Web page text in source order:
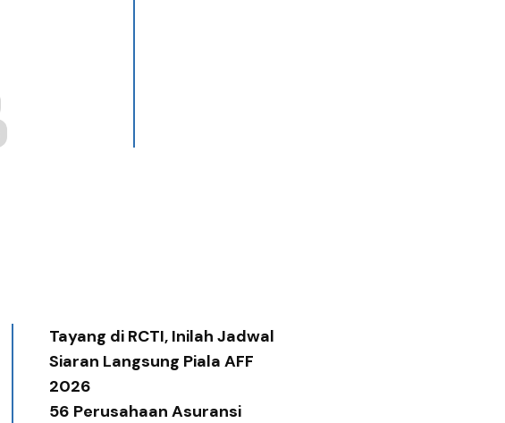
Tayang di RCTI, Inilah Jadwal
Siaran Langsung Piala AFF
2026
56 Perusahaan Asuransi